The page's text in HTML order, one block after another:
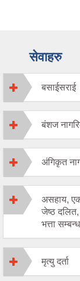
सेवाहरु
बसाईसराई
बंशज
अंगिकृत
असहाय,
जेष्ठ दलित,
भत्ता
मृत्यु दर्ता